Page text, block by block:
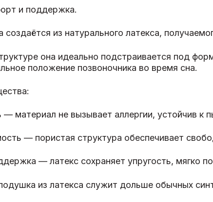
и поддержка.
из натурального латекса,
она идеально подстраивается под
положение позвоночника во время сна.
— материал не вызывает аллергии, устойчив к
— пористая структура обеспечивает
— латекс сохраняет упругость,
из латекса служит дольше обычных